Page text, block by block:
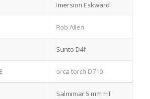
Imersion Eskward
Rob Allen
Sunto D4f
orca torch D710
Salmimar 5 mm HT